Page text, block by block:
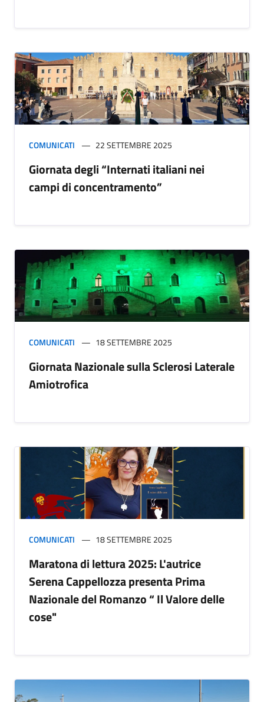
COMUNICATI 22 SETTEMBRE 2025
Giornata degli “Internati italiani nei
campi di concentramento”
COMUNICATI 18 SETTEMBRE 2025
Giornata Nazionale sulla Sclerosi Laterale
Amiotrofica
COMUNICATI 18 SETTEMBRE 2025
Maratona di lettura 2025: L'autrice
Serena Cappellozza presenta Prima
Nazionale del Romanzo “ Il Valore delle
cose"